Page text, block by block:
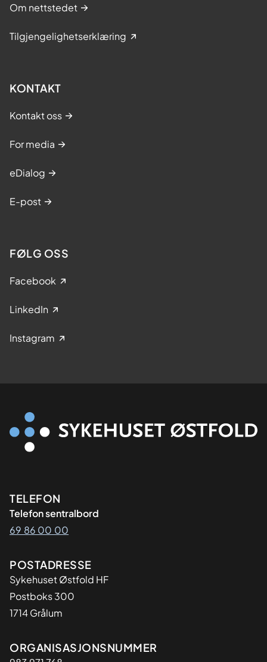
Om nettstedet
Tilgjengelighetserklæring
KONTAKT
Kontakt oss
For media
eDialog
E-post
FØLG OSS
Facebook
LinkedIn
Instagram
Kontaktinformasjon
TELEFON
Telefon sentralbord
69 86 00 00
Adresse
POSTADRESSE
Sykehuset Østfold HF
Postboks 300
1714 Grålum
Organisasjon
ORGANISASJONSNUMMER